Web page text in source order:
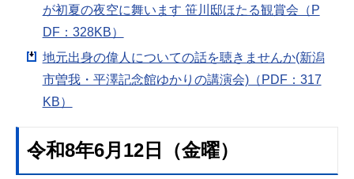
が初夏の夜空に舞います 笹川邸ほたる観賞会（P
DF：328KB）
地元出身の偉人についての話を聴きませんか(新潟
市曽我・平澤記念館ゆかりの講演会)（PDF：317
KB）
令和8年6月12日（金曜）